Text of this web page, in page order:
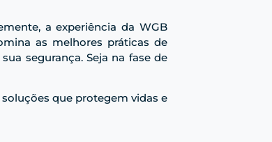
a experiência da WGB
as melhores práticas de
segurança. Seja na fase de
que protegem vidas e